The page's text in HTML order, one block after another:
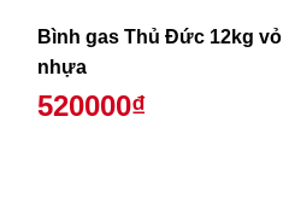
Bình gas Thủ Đức 12kg vỏ
nhựa
520000₫